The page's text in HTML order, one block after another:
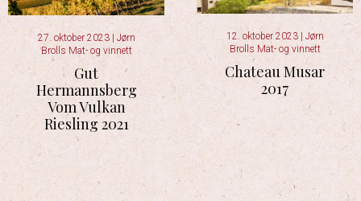
27. oktober 2023 | Jørn
Brolls Mat- og vinnett
Gut
Hermannsberg
Vom Vulkan
Riesling 2021
12. oktober 2023 | Jørn
Brolls Mat- og vinnett
Chateau Musar
2017